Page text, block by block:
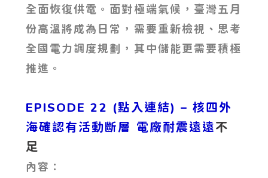
全面恢復供電。面對極端氣候，臺灣五月
份高溫將成為日常，需要重新檢視、思考
全國電力調度規劃，其中儲能更需要積極
推進。
EPISODE 22 (點入連結) – 核四外
海確認有活動斷層 電廠耐震遠遠不
足
內容：